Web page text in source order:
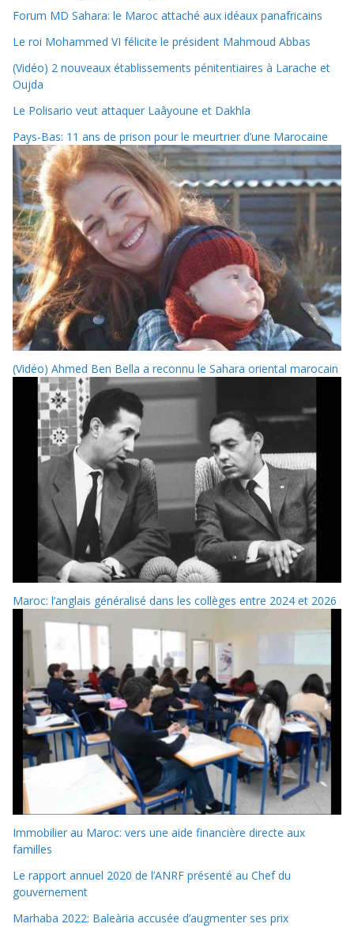
Forum MD Sahara: le Maroc attaché aux idéaux panafricains
Le roi Mohammed VI félicite le président Mahmoud Abbas
(Vidéo) 2 nouveaux établissements pénitentiaires à Larache et
Oujda
Le Polisario veut attaquer Laâyoune et Dakhla
Pays-Bas: 11 ans de prison pour le meurtrier d’une Marocaine
(Vidéo) Ahmed Ben Bella a reconnu le Sahara oriental marocain
Maroc: l’anglais généralisé dans les collèges entre 2024 et 2026
Immobilier au Maroc: vers une aide financière directe aux
familles
Le rapport annuel 2020 de l’ANRF présenté au Chef du
gouvernement
Marhaba 2022: Baleària accusée d’augmenter ses prix